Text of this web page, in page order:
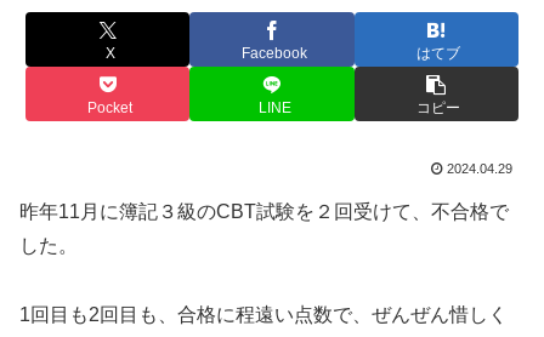
X Facebook はてブ
Pocket LINE コピー
2024.04.29
昨年11月に簿記３級のCBT試験を２回受けて、不合格で
した。
1回目も2回目も、合格に程遠い点数で、ぜんぜん惜しく